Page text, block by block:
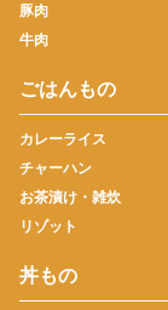
豚肉
牛肉
ごはんもの
カレーライス
チャーハン
お茶漬け・雑炊
リゾット
丼もの